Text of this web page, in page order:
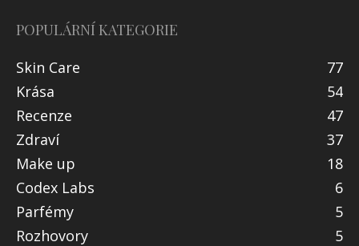
POPULÁRNÍ KATEGORIE
Skin Care
77
Krása
54
Recenze
47
Zdraví
37
Make up
18
Codex Labs
6
Parfémy
5
Rozhovory
5